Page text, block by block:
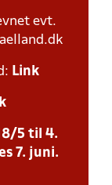
evt.
Link
5 til 4.
7. juni.